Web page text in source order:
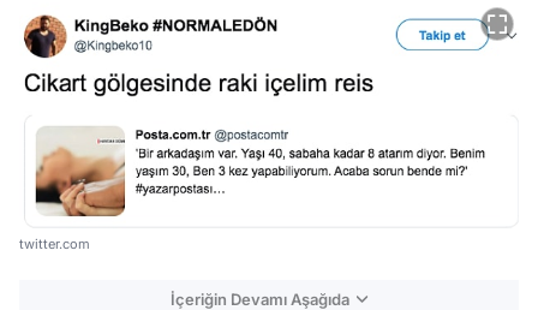
twitter.com
İçeriğin Devamı Aşağıda